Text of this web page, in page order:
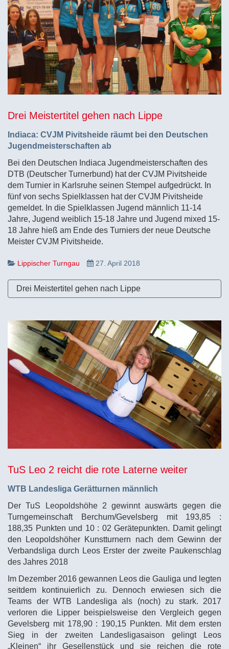
Drei Meistertitel gehen nach Lippe
Indiaca: CVJM Pivitsheide räumt bei den Deutschen
Jugendmeisterschaften ab
Bei den Deutschen Indiaca Jugendmeisterschaften des
DTB (Deutscher Turnerbund) hat der CVJM Pivitsheide
dem Turnier in Karlsruhe seinen Stempel aufgedrückt. In
fünf von sechs Spielklassen hat der CVJM Pivitsheide
gemeldet. In die Spielklassen Jugend männlich 11-14
Jahre, Jugend weiblich 15-18 Jahre und Jugend mixed 15-
18 Jahre hieß am Ende des Turniers der neue Deutsche
Meister CVJM Pivitsheide.
Lippischer Turngau 27. April 2018
Drei Meistertitel gehen nach Lippe
TuS Leo 2 reicht die rote Laterne weiter
WTB Landesliga Gerätturnen männlich
Der TuS Leopoldshöhe 2 gewinnt auswärts gegen die
Turngemeinschaft Berchum/Gevelsberg mit 193,85 :
188,35 Punkten und 10 : 02 Gerätepunkten. Damit gelingt
den Leopoldshöher Kunstturnern nach dem Gewinn der
Verbandsliga durch Leos Erster der zweite Paukenschlag
des Jahres 2018
Im Dezember 2016 gewannen Leos die Gauliga und legten
seitdem kontinuierlich zu. Dennoch erwiesen sich die
Teams der WTB Landesliga als (noch) zu stark. 2017
verloren die Lipper beispielsweise den Vergleich gegen
Gevelsberg mit 178,90 : 190,15 Punkten. Mit dem ersten
Sieg in der zweiten Landesligasaison gelingt Leos
„Kleinen“ ihr Gesellenstück und sie reichen die rote